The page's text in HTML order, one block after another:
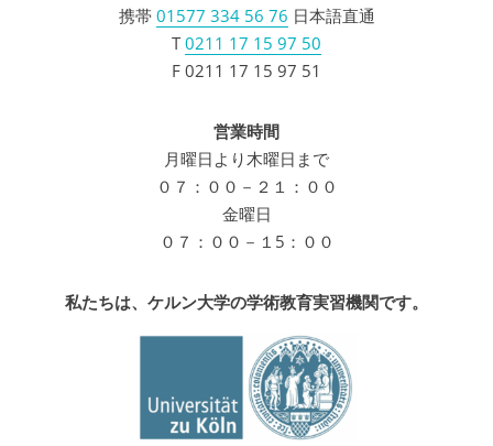
携帯 01577 334 56 76 日本語直通
T0211 17 15 97 50
F 0211 17 15 97 51
営業時間
月曜日より木曜日まで
０７：００－２１：００
金曜日
０７：００－１5：００
私たちは、ケルン大学の学術教育実習機関です。